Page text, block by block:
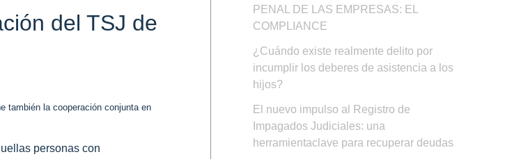
del TSJ de
también la cooperación conjunta en
personas con
PENAL DE LAS EMPRESAS: EL
COMPLIANCE
¿Cuándo existe realmente delito por
incumplir los deberes de asistencia a los
hijos?
El nuevo impulso al Registro de
Impagados Judiciales: una
herramientaclave para recuperar deudas